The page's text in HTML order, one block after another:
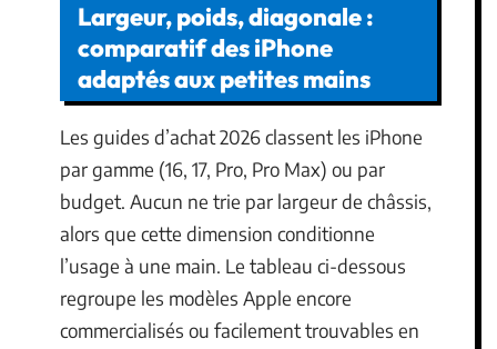
Largeur, poids, diagonale :
comparatif des iPhone
adaptés aux petites mains
Les guides d’achat 2026 classent les iPhone
par gamme (16, 17, Pro, Pro Max) ou par
budget. Aucun ne trie par largeur de châssis,
alors que cette dimension conditionne
l’usage à une main. Le tableau ci-dessous
regroupe les modèles Apple encore
commercialisés ou facilement trouvables en